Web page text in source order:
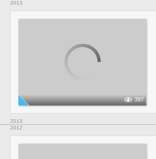
2013
397
2013
2012